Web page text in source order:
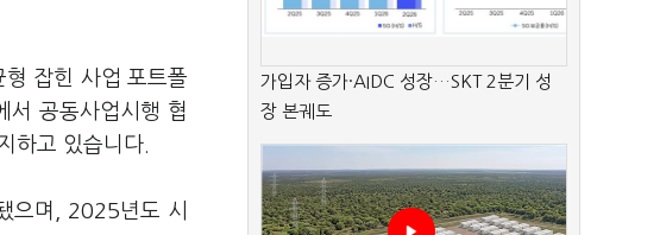
잡힌 사업 포트폴
서 공동사업시행 협
하고 있습니다.
으며, 2025년도 시
가입자 증가·AIDC 성장…SKT 2분기 성
장 본궤도